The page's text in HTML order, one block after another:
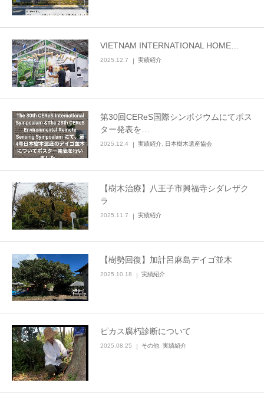
VIETNAM INTERNATIONAL HOME…
2025.12.7 実績紹介
第30回CEReS国際シンポジウムにてポス
ター発表を…
2025.12.4 実績紹介 日本樹木遺産協会
【樹木治療】八王子市興福寺シダレザク
ラ
2025.11.7 実績紹介
【樹勢回復】加計呂麻島デイゴ並木
2025.10.18 実績紹介
ピカス腐朽診断について
2025.08.25 その他 実績紹介